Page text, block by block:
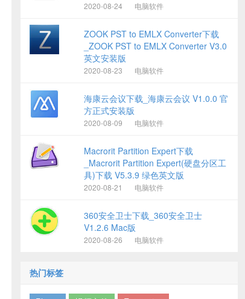
2020-08-24 电脑软件
ZOOK PST to EMLX Converter下载
_ZOOK PST to EMLX Converter V3.0
英文安装版
2020-08-23 电脑软件
海康云会议下载_海康云会议 V1.0.0 官
方正式安装版
2020-08-09 电脑软件
Macrorit Partition Expert下载
_Macrorit Partition Expert(硬盘分区工
具)下载 V5.3.9 绿色英文版
2020-08-21 电脑软件
360安全卫士下载_360安全卫士
V1.2.6 Mac版
2020-08-26 电脑软件
热门标签